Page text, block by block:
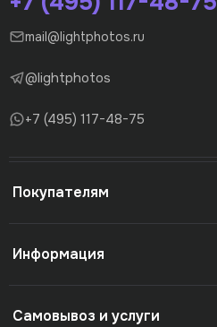
mail@lightphotos.ru
@lightphotos
+7 (495) 117-48-75
Покупателям
Информация
Самовывоз и услуги